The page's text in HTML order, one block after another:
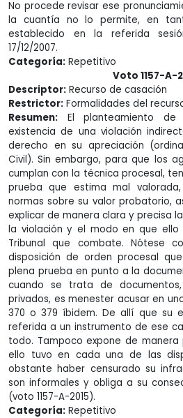
No procede revisar ese
la cuantía no lo permite, en
establecido en la referida
17/12/2007.
Categoría: Repetitivo
Voto 1157-A-
Descriptor: Recurso de casación
Restrictor: Formalidades del
Resumen: El planteamiento
existencia de una violación
derecho en su apreciación
Civil). Sin embargo, para que los
cumplan con la técnica procesal,
prueba que estima mal
normas sobre su valor probatorio,
explicar de manera clara y precisa
la violación y el modo en que ello
Tribunal que combate. Nótese
disposición de orden procesal
plena prueba en punto a la
cuando se trata de
privados, es menester acusar en
370 o 379 íbidem. De allí que su
referida a un instrumento de ese
todo. Tampoco expone de
ello tuvo en cada una de las
obstante haber censurado su
son informales y obliga a su
(voto 1157-A-2015).
Categoría: Repetitivo